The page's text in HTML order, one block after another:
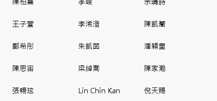
王子萱 李浠澄 陳凱蕎
鄭希彤 朱凱茵 潘穎童
陳思宙 梁綽喬 陳家瀚
張暢玹 Lin Chin Kan 倪天賜